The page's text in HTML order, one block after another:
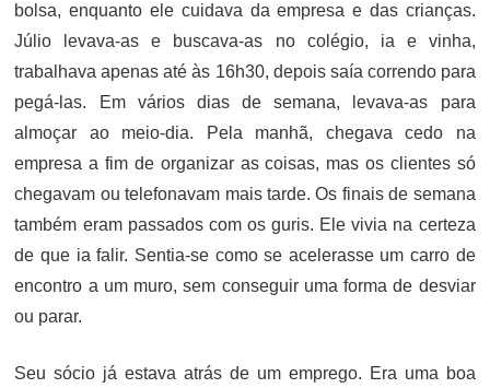
bolsa, enquanto ele cuidava da empresa e das crianças.
Júlio levava-as e buscava-as no colégio, ia e vinha,
trabalhava apenas até às 16h30, depois saía correndo para
pegá-las. Em vários dias de semana, levava-as para
almoçar ao meio-dia. Pela manhã, chegava cedo na
empresa a fim de organizar as coisas, mas os clientes só
chegavam ou telefonavam mais tarde. Os finais de semana
também eram passados com os guris. Ele vivia na certeza
de que ia falir. Sentia-se como se acelerasse um carro de
encontro a um muro, sem conseguir uma forma de desviar
ou parar.
Seu sócio já estava atrás de um emprego. Era uma boa